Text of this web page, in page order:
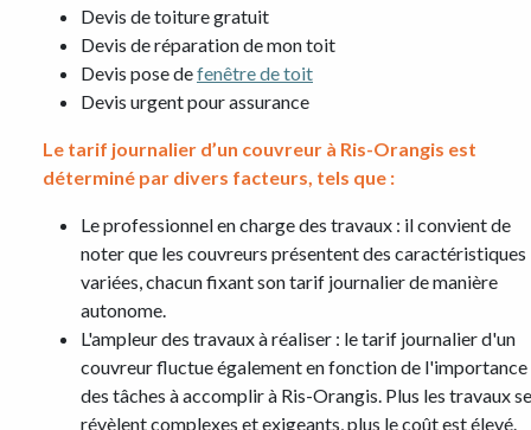
Devis de toiture gratuit
Devis de réparation de mon toit
Devis pose defenêtre de toit
Devis urgent pour assurance
Le tarif journalier d’un couvreur à Ris-Orangis est
déterminé par divers facteurs, tels que :
Le professionnel en charge des travaux : il convient de
noter que les couvreurs présentent des caractéristiques
variées, chacun fixant son tarif journalier de manière
autonome.
L'ampleur des travaux à réaliser : le tarif journalier d'un
couvreur fluctue également en fonction de l'importance
des tâches à accomplir à Ris-Orangis. Plus les travaux se
révèlent complexes et exigeants, plus le coût est élevé.